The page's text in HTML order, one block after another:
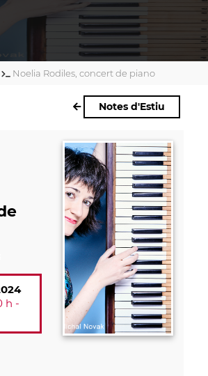
Noelia Rodiles, concert de piano
Notes d'Estiu
h -